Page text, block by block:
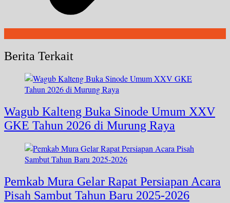
Berita Terkait
Wagub Kalteng Buka Sinode Umum XXV
GKE Tahun 2026 di Murung Raya
Pemkab Mura Gelar Rapat Persiapan Acara
Pisah Sambut Tahun Baru 2025-2026